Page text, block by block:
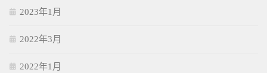
2023年1月
2022年3月
2022年1月